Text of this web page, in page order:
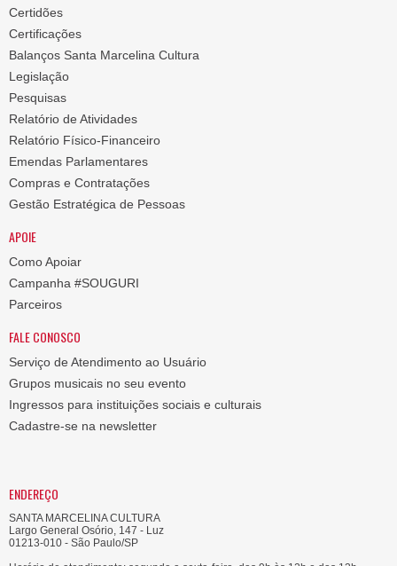
Certidões
Certificações
Balanços Santa Marcelina Cultura
Legislação
Pesquisas
Relatório de Atividades
Relatório Físico-Financeiro
Emendas Parlamentares
Compras e Contratações
Gestão Estratégica de Pessoas
APOIE
Como Apoiar
Campanha #SOUGURI
Parceiros
FALE CONOSCO
Serviço de Atendimento ao Usuário
Grupos musicais no seu evento
Ingressos para instituições sociais e culturais
Cadastre-se na newsletter
ENDEREÇO
SANTA MARCELINA CULTURA
Largo General Osório, 147 - Luz
01213-010 - São Paulo/SP